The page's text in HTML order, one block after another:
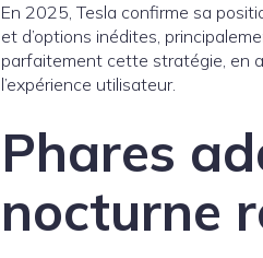
En 2025, Tesla confirme sa
et d’options inédites,
parfaitement cette stratégie, en
l’expérience utilisateur.
Phares
nocturne